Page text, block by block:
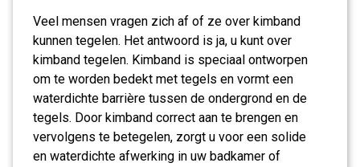
Veel mensen vragen zich af of ze over kimband
kunnen tegelen. Het antwoord is ja, u kunt over
kimband tegelen. Kimband is speciaal ontworpen
om te worden bedekt met tegels en vormt een
waterdichte barrière tussen de ondergrond en de
tegels. Door kimband correct aan te brengen en
vervolgens te betegelen, zorgt u voor een solide
en waterdichte afwerking in uw badkamer of